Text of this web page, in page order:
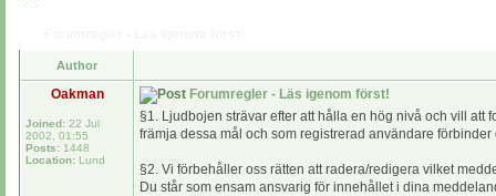
Author
Oakman
Joined: 22 Jul
2002, 01:55
Posts: 1448
Location: Lund
Forumregler - Läs igenom först!
§1. Ljudbojen strävar efter att hålla en hög nivå och vill att
främja dessa mål och som registrerad användare
§2. Vi förbehåller oss rätten att radera/redigera vilket
Du står som ensam ansvarig för innehållet i dina